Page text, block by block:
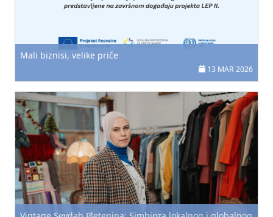
Mali biznisi, velike priče
13 MAR 2026